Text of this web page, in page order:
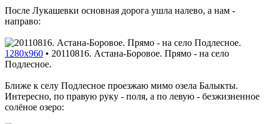
После Лукашевки основная дорога ушла налево, а нам -
направо:
1280x960 • 20110816. Астана-Боровое. Прямо - на село
Подлесное.
Ближе к селу Подлесное проезжаю мимо озела Балыкты.
Интересно, по правую руку - поля, а по левую - безжизненное
солёное озеро: